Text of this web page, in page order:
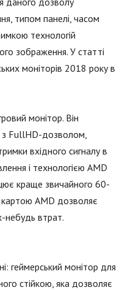
типом панелі, часом
технологій
зображення. У статті
моніторів 2018 року в
монітор. Він
FullHD-дозволом,
вхідного сигналу в
і технологією AMD
краще звичайного 60-
картою AMD дозволяє
небудь втрат.
геймерський монітор для
стійкою, яка дозволяє